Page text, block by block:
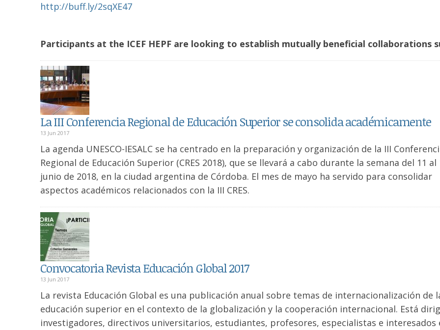
http://buff.ly/2sqXE47
Participants at the ICEF HEPF are looking to establish mutually beneficial collaborations
La III Conferencia Regional de Educación Superior se consolida académicamente
13 Jun 2017
La agenda UNESCO-IESALC se ha centrado en la preparación y organización de la III
Regional de Educación Superior (CRES 2018), que se llevará a cabo durante la semana del 11 al
junio de 2018, en la ciudad argentina de Córdoba. El mes de mayo ha servido para consolidar
aspectos académicos relacionados con la III CRES.
Convocatoria Revista Educación Global 2017
13 Jun 2017
La revista Educación Global es una publicación anual sobre temas de internacionalización de
educación superior en el contexto de la globalización y la cooperación internacional. Está
investigadores, directivos universitarios, estudiantes, profesores, especialistas e interesados